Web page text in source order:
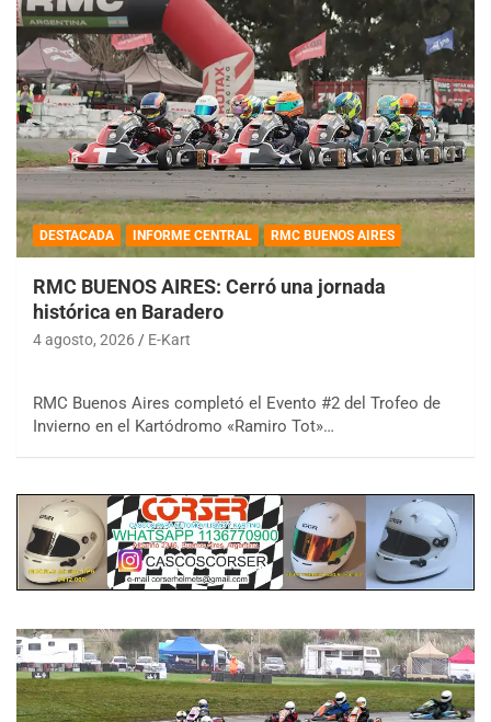
DESTACADA INFORME CENTRAL RMC BUENOS AIRES
RMC BUENOS AIRES: Cerró una jornada
histórica en Baradero
4 agosto, 2026 E-Kart
RMC Buenos Aires completó el Evento #2 del Trofeo de
Invierno en el Kartódromo «Ramiro Tot»…